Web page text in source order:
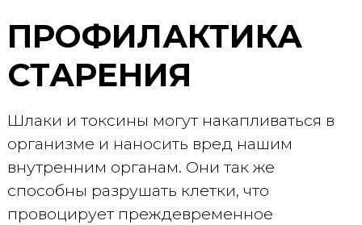
ПРОФИЛАКТИКА
СТАРЕНИЯ
Шлаки и токсины могут накапливаться в
организме и наносить вред нашим
внутренним органам. Они так же
способны разрушать клетки, что
провоцирует преждевременное